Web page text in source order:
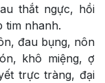
thắt ngực, hồi
tim nhanh.
đau bụng, nôn
khô miệng, ợ
trực tràng, đại